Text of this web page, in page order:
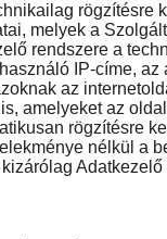
rögzítésre
melyek a
rendszere a
IP-címe,
az
amelyeket az
rögzítésre
nélkül a
Adatkezelő